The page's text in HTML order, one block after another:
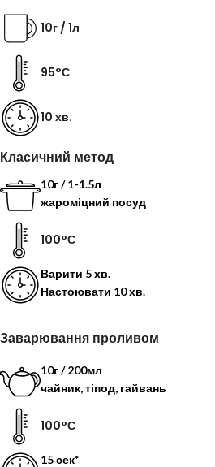
10г / 1л
95°С
10 хв.
Класичний метод
10г / 1-1.5л
жароміцний посуд
100°С
Варити 5 хв.
Настоювати 10 хв.
Заварювання проливом
10г / 200мл
чайник, тіпод, гайвань
100°С
15 сек*